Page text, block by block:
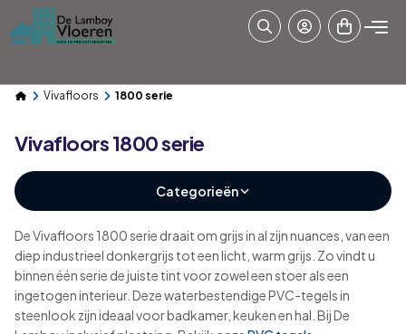
Vivafloors 1800 serie
Vivafloors 1800 serie
Categorieën
De Vivafloors 1800 serie draait om grijs in al zijn nuances, van een
diep industrieel donkergrijs tot een licht, warm grijs. Zo vindt u
binnen één serie de juiste tint voor zowel een stoer als een
ingetogen interieur. Deze waterbestendige PVC-tegels in
steenlook zijn ideaal voor badkamer, keuken en hal. Bij De